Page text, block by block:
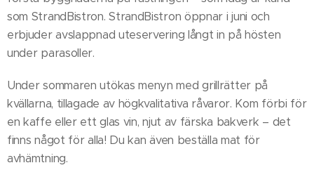
som StrandBistron. StrandBistron öppnar i juni och
erbjuder avslappnad uteservering långt in på hösten
under parasoller.
Under sommaren utökas menyn med grillrätter på
kvällarna, tillagade av högkvalitativa råvaror. Kom förbi för
en kaffe eller ett glas vin, njut av färska bakverk – det
finns något för alla! Du kan även beställa mat för
avhämtning.